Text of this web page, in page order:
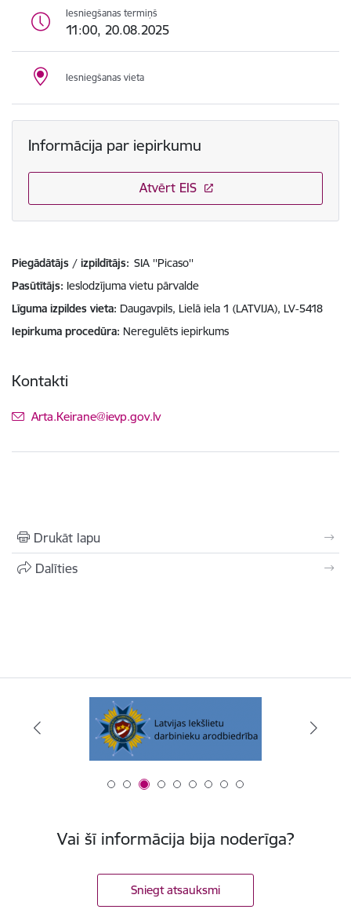
Iesniegšanas termiņš
11:00, 20.08.2025
Iesniegšanas vieta
Informācija par iepirkumu
Atvērt EIS
Piegādātājs / izpildītājs: SIA ''Picaso''
Pasūtītājs Ieslodzījuma vietu pārvalde
Līguma izpildes vieta Daugavpils, Lielā iela 1 (LATVIJA), LV-5418
Iepirkuma procedūra Neregulēts iepirkums
Kontakti
E-pasts:
Arta.Keirane@ievp.gov.lv
Drukāt lapu
Dalīties
Vai šī informācija bija noderīga?
Sniegt atsauksmi